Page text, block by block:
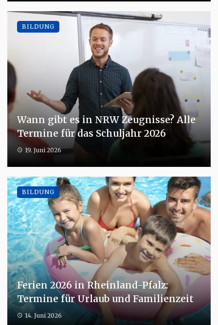
Wann gibt es in NRW Zeugnisse? Alle
Termine für das Schuljahr 2026
19. Juni 2026
BILDUNG
Ferien 2026 in Rheinland-Pfalz:
Termine für Urlaub und Familienzeit
14. Juni 2026
BILDUNG